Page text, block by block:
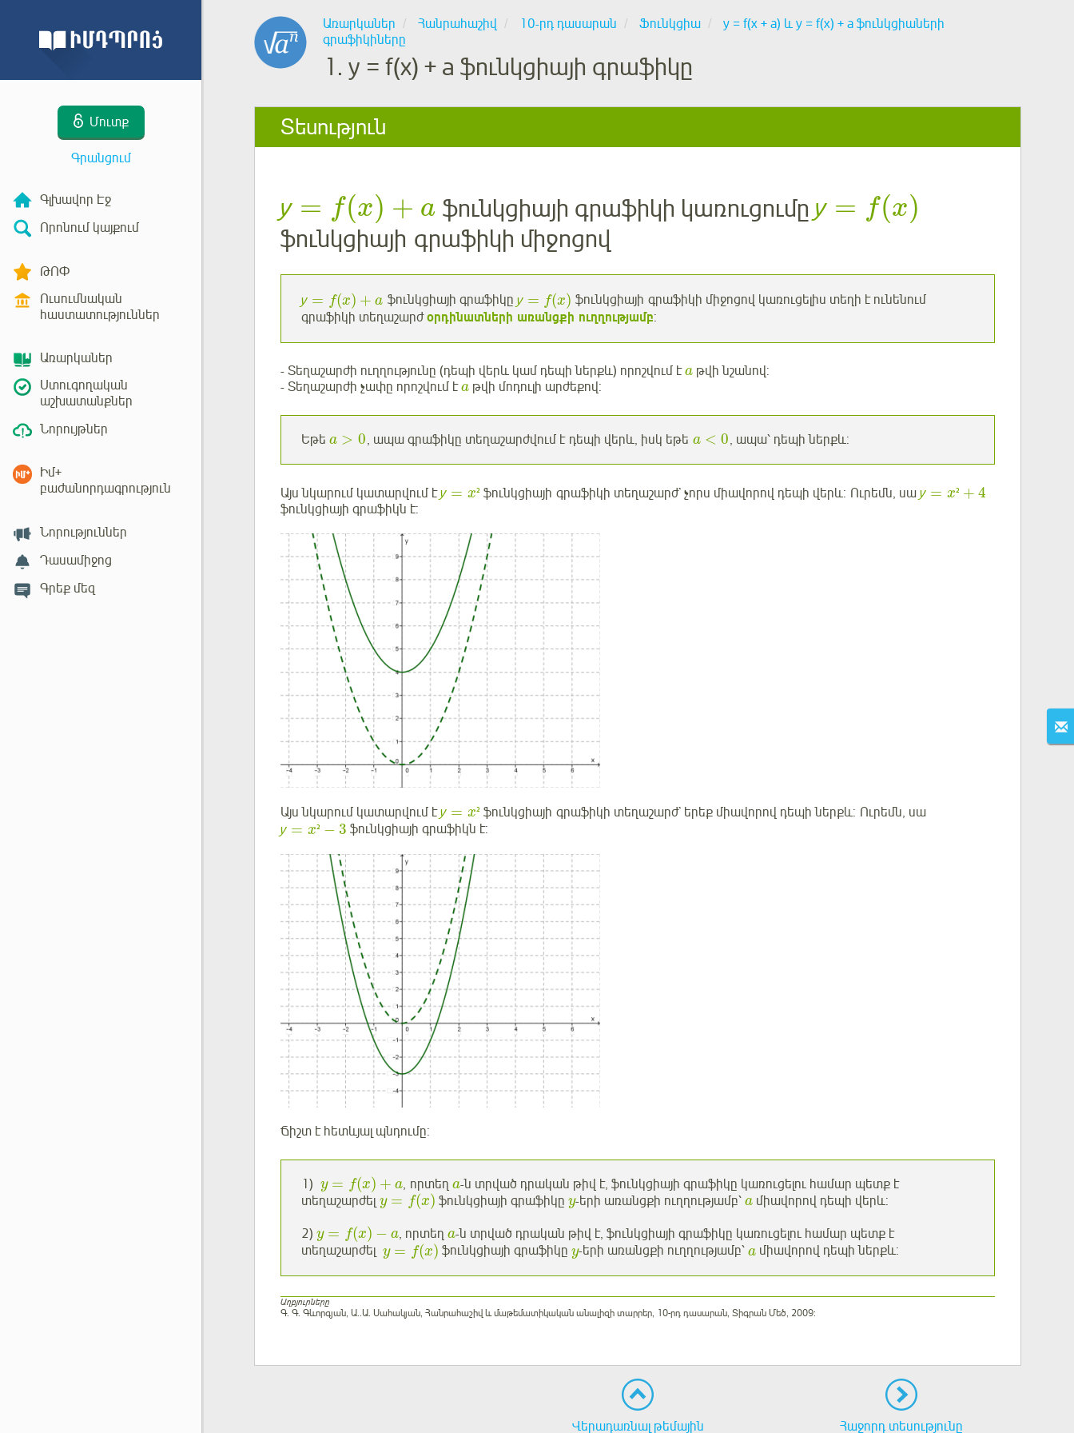
Մուտք
Գրանցում
Գլխավոր Էջ
Որոնում կայքում
ԹՈՓ
Ուսումնական
հաստատություններ
Առարկաներ
Ստուգողական
աշխատանքներ
Նորույթներ
Իմ+
բաժանորդագրություն
Նորություններ
Դասամիջոց
Գրեք մեզ
Առարկաներ Հանրահաշիվ 10-րդ դասարան Ֆունկցիա
у = f(x + a) և у = f(x) + a ֆունկցիաների
գրաֆիկիները
1. у = f(x) + a ֆունկցիայի գրաֆիկը
Տեսություն
у = f(x) + a ֆունկցիայի գրաֆիկի կառուցումը у = f(x)
ֆունկցիայի գրաֆիկի միջոցով
у = f(x) + a ֆունկցիայի գրաֆիկը у = f(x) ֆունկցիայի գրաֆիկի միջոցով կառուցելիս տեղի է ունենում
գրաֆիկի տեղաշարժօրդինատների առանցքի ուղղությամբ:
- Տեղաշարժի ուղղությունը (դեպի վերև կամ դեպի ներքև) որոշվում էa թվի նշանով:
- Տեղաշարժի չափը որոշվում էa թվի մոդուլի արժեքով:
Եթե a > 0, ապա գրաֆիկը տեղաշարժվում է դեպի վերև, իսկ եթե a < 0, ապա՝ դեպի ներքև:
Այս նկարում կատարվում էу = x² ֆունկցիայի գրաֆիկի տեղաշարժ` չորս միավորով դեպի վերև: Ուրեմն, սաу = x² + 4
ֆունկցիայի գրաֆիկն է:
Այս նկարում կատարվում էу = x² ֆունկցիայի գրաֆիկի տեղաշարժ` երեք միավորով դեպի ներքև: Ուրեմն, սա
у = x² − 3 ֆունկցիայի գրաֆիկն է:
Ճիշտ է հետևյալ պնդումը:
1) y = f(x) + a, որտեղa-ն տրված դրական թիվ է, ֆունկցիայի գրաֆիկը կառուցելու համար պետք է
տեղաշարժել y = f(x) ֆունկցիայի գրաֆիկըy-երի առանցքի ուղղությամբ՝a միավորով դեպի վերև:
2) y = f(x) − a, որտեղa-ն տրված դրական թիվ է, ֆունկցիայի գրաֆիկը կառուցելու համար պետք է
տեղաշարժել y = f(x) ֆունկցիայի գրաֆիկըy-երի առանցքի ուղղությամբ՝a միավորով դեպի ներքև:
Աղբյուրները
Գ. Գ. Գևորգյան, Ա..Ա. Սահակյան, Հանրահաշիվ և մաթեմատիկական անալիզի տարրեր, 10-րդ դասարան, Տիգրան Մեծ, 2009:
Վերադառնալ թեմային Հաջորդ տեսությունը